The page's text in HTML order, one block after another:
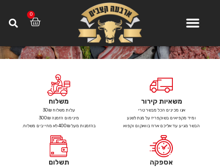
0
> מוצרים > עופות A
משאיות קירור
אנו מכינים הכל מבשר טרי
ומיד מקפיאים בשוקפריז על מנת לשנע
הבשר מגיע עד אליכם ארוז בוואקום וקפוא
משלוח
עלות משלוח 30₪
מינימום הזמנה 300₪
בהזמנות מעל 400₪ לא מחייבים משלוח.
אספקה תשלום